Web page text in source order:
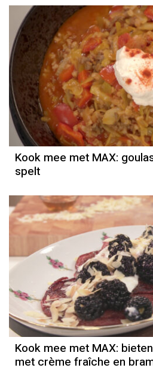
Kook mee met MAX:
spelt
Kook mee met MAX:
met crème fraîche en